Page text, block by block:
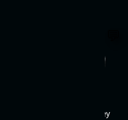
como Gloria Decrey